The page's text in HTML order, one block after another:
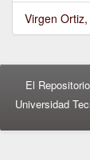
Virgen
El
Universidad